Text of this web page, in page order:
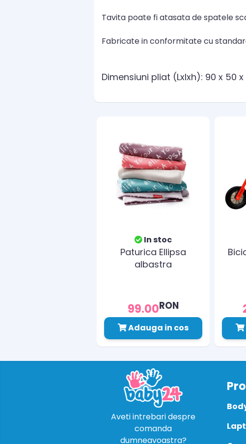
Tavita poate fi atasata de spatele
Fabricate in conformitate cu
Dimensiuni pliat (Lxlxh): 90 x 50
In stoc
Paturica Ellipsa
albastra
99.00RON
Adauga in cos
Aveti intrebari despre
comanda
dumneavoastra?